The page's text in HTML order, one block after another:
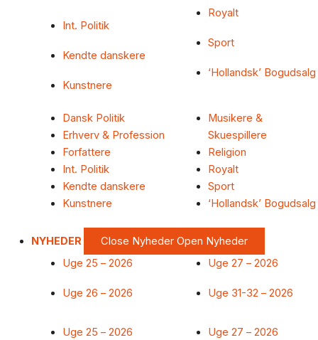
Int. Politik
Kendte danskere
Kunstnere
Royalt
Sport
‘Hollandsk’ Bogudsalg
Dansk Politik
Erhverv & Profession
Forfattere
Int. Politik
Kendte danskere
Kunstnere
Musikere &
Skuespillere
Religion
Royalt
Sport
‘Hollandsk’ Bogudsalg
NYHEDER Close Nyheder Open Nyheder
Uge 25 – 2026
Uge 26 – 2026
Uge 27 – 2026
Uge 31-32 – 2026
Uge 25 – 2026
Uge 27 – 2026